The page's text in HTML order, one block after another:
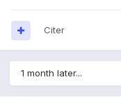
Citer
1 month later...